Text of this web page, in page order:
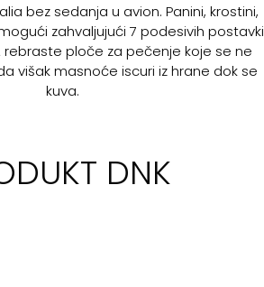
bez sedanja u avion. Panini, krostini,
zahvaljujući 7 podesivih postavki
rebraste ploče za pečenje koje se ne
višak masnoće iscuri iz hrane dok se
kuva.
DNK